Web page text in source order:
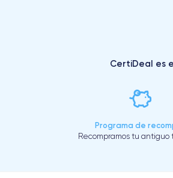
CertiDeal es
Programa de
Recompramos tu antiguo